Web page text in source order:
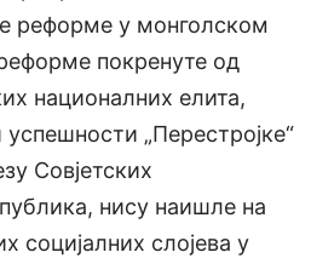
реформе у монголском
покренуте од
националних елита,
„Перестројке“
Совјетских
нису наишле на
социјалних слојева у